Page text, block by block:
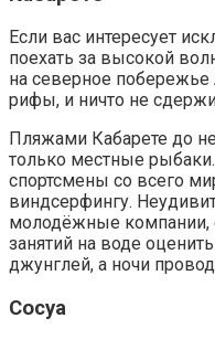
Если вас интересует
поехать за высокой
на северное побережье
рифы, и ничто не
Пляжами Кабарете до
только местные
спортсмены со всего
виндсерфингу.
молодёжные компании,
занятий на воде
джунглей, а ночи
Сосуа